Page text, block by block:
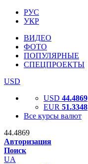
РУС
УКР
ВИДЕО
ФОТО
ПОПУЛЯРНЫЕ
СПЕЦПРОЕКТЫ
USD
USD 44.4869
EUR 51.3348
Все курсы валют
44.4869
Авторизация
Поиск
UA